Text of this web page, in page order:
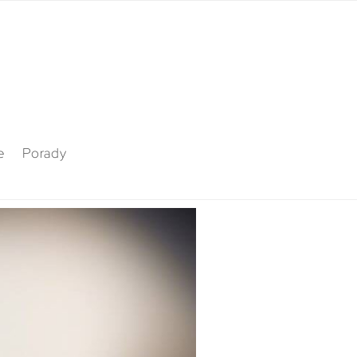
Porady